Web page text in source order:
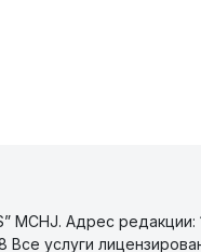
MCHJ. Адрес
Все услуги